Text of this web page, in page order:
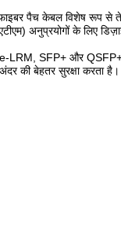
पैच केबल विशेष रूप से
अनुप्रयोगों के लिए
SFP+ और QSFP+
की बेहतर सुरक्षा करता है।